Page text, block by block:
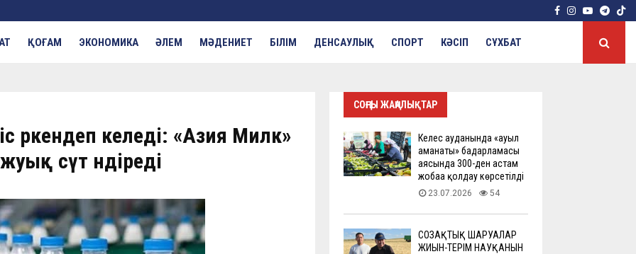
Facebook
Instagram
Youtube
ҚОҒАМ ЭКОНОМИКА ӘЛЕМ МӘДЕНИЕТ БІЛІМ ДЕНСАУЛЫҚ СПОРТ КӘСІП СҰХБАТ
өркендеп келеді: «Азия Милк»
сүт өндіреді
СОҢҒЫ ЖАҢАЛЫҚТАР
Келес ауданында «ауыл
аманаты» бағдарламасы
аясында 300-ден астам
жобаға қолдау көрсетілді
23.07.2026 54
СОЗАҚТЫҚ ШАРУАЛАР
ЖИЫН-ТЕРІМ НАУҚАНЫН